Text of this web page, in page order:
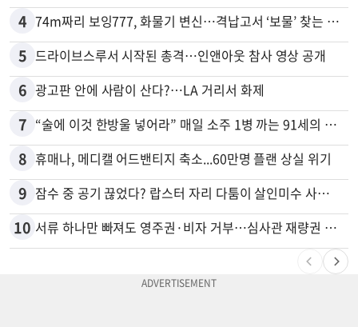
4 74m짜리 보잉777, 화물기 변신…격납고서 ‘보물’ 찾는 인천공항
5 드라이브스루서 시작된 총격…인앤아웃 참사 영상 공개
6 광고판 안에 사람이 산다?…LA 거리서 화제
7 “술에 이것 한방울 넣어라” 매일 소주 1병 까는 91세의 철칙
8 휴매나, 메디캘 어드밴티지 축소...60만명 플랜 상실 위기
9 잠수 중 공기 끊었다? 랍스터 자리 다툼이 살인미수 사건으로
10 서류 하나만 빠져도 영주권·비자 거부…심사관 재량권 대폭 확대